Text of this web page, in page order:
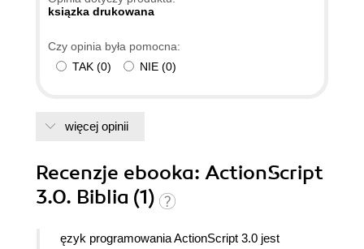
ksiązka drukowana
Czy opinia była pomocna:
TAK (0) NIE (0)
więcej opinii
Recenzje ebooka: ActionScript
3.0. Biblia (1)
ęzyk programowania ActionScript 3.0 jest